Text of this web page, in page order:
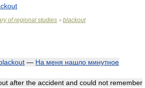
of regional studies > blackout
— На меня нашло минутное
after the accident and could not remember